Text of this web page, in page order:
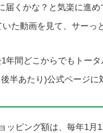
届くかな？と気楽に進め
いた動画を見て、サーっ
年間どこからでもトー
半あたり)公式ページに
ッピング額は、毎年1月